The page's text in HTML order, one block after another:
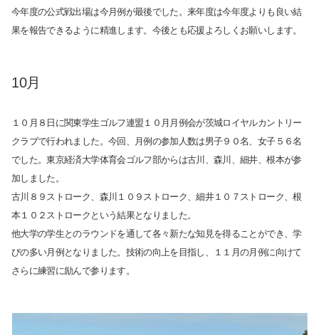
今年度の公式戦出場は今月例が最後でした。来年度は今年度よりも良い結
果を報告できるように精進します。今後とも応援よろしくお願いします。
10月
１０月８日に関東学生ゴルフ連盟１０月月例会が茨城ロイヤルカントリー
クラブで行われました。今回、月例の参加人数は男子９０名、女子５６名
でした。東京経済大学体育会ゴルフ部からは古川、森川、細井、根本が参
加しました。
古川８９ストローク、森川１０９ストローク、細井１０７ストローク、根
本１０２ストロークという結果となりました。
他大学の学生とのラウンドを通して各々新たな知見を得ることができ、学
びの多い月例となりました。技術の向上を目指し、１１月の月例に向けて
さらに練習に励んで参ります。